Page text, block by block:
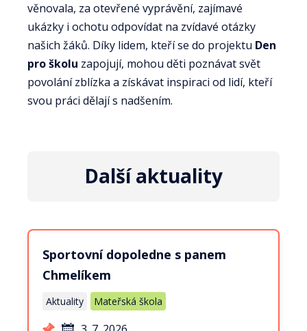
věnovala, za otevřené vyprávění, zajímavé
ukázky i ochotu odpovídat na zvídavé otázky
našich žáků. Díky lidem, kteří se do projektu Den
pro školu zapojují, mohou děti poznávat svět
povolání zblízka a získávat inspiraci od lidí, kteří
svou práci dělají s nadšením.
Další aktuality
Sportovní dopoledne s panem
Chmelíkem
Aktuality Mateřská škola